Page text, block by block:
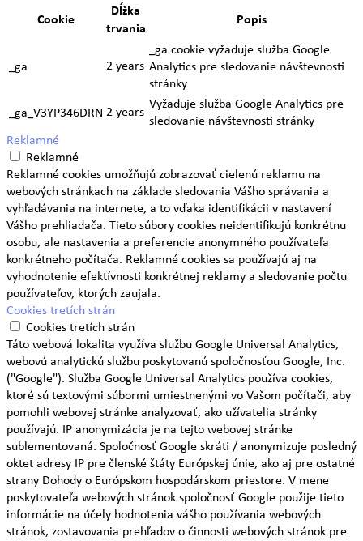
Cookie
Dĺžka
trvania
Popis
_ga 2 years
_ga cookie vyžaduje služba Google
Analytics pre sledovanie návštevnosti
stránky
_ga_V3YP346DRN 2 years Vyžaduje služba Google Analytics pre
sledovanie návštevnosti stránky
Reklamné
Reklamné
Reklamné cookies umožňujú zobrazovať cielenú reklamu na
webových stránkach na základe sledovania Vášho správania a
vyhľadávania na internete, a to vďaka identifikácii v nastavení
Vášho prehliadača. Tieto súbory cookies neidentifikujú konkrétnu
osobu, ale nastavenia a preferencie anonymného používateľa
konkrétneho počítača. Reklamné cookies sa používajú aj na
vyhodnotenie efektívnosti konkrétnej reklamy a sledovanie počtu
používateľov, ktorých zaujala.
Cookies tretích strán
Cookies tretích strán
Táto webová lokalita využíva službu Google Universal Analytics,
webovú analytickú službu poskytovanú spoločnosťou Google, Inc.
("Google"). Služba Google Universal Analytics používa cookies,
ktoré sú textovými súbormi umiestnenými vo Vašom počítači, aby
pomohli webovej stránke analyzovať, ako užívatelia stránky
používajú. IP anonymizácia je na tejto webovej stránke
sublementovaná. Spoločnosť Google skráti / anonymizuje posledný
oktet adresy IP pre členské štáty Európskej únie, ako aj pre ostatné
strany Dohody o Európskom hospodárskom priestore. V mene
poskytovateľa webových stránok spoločnosť Google použije tieto
informácie na účely hodnotenia vášho používania webových
stránok, zostavovania prehľadov o činnosti webových stránok pre